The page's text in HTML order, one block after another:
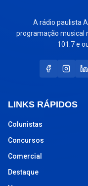
A rádio paulista
programação musical
101.7 e
LINKS RÁPIDOS
Colunistas
Concursos
Comercial
Destaque